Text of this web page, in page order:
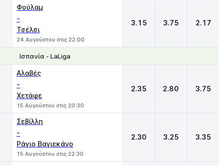
Φούλαμ
-
Τσέλσι
24 Αυγούστου στις 22:00
3.15 3.75 2.17
Ισπανία - LaLiga
Αλαβές
-
Χετάφε
15 Αυγούστου στις 20:30
2.35 2.80 3.75
Σεβίλλη
-
Ράγιο Βαγιεκάνο
15 Αυγούστου στις 22:30
2.30 3.25 3.35